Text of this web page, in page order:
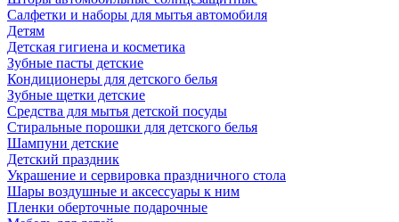
Салфетки и наборы для мытья автомобиля
Детям
Детская гигиена и косметика
Зубные пасты детские
Кондиционеры для детского белья
Зубные щетки детские
Средства для мытья детской посуды
Стиральные порошки для детского белья
Шампуни детские
Детский праздник
Украшение и сервировка праздничного стола
Шары воздушные и аксессуары к ним
Пленки оберточные подарочные